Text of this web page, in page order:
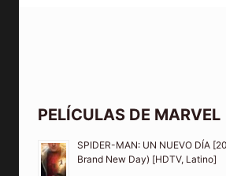
PELÍCULAS DE MARVEL
SPIDER-MAN: UN NUEVO DÍA
Brand New Day) [HDTV, Latino]